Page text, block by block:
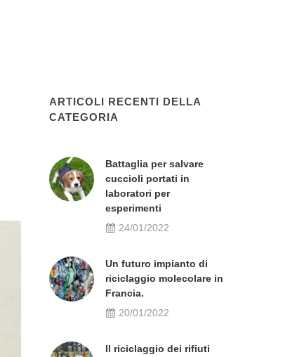
ARTICOLI RECENTI DELLA
CATEGORIA
Battaglia per salvare
cuccioli portati in
laboratori per
esperimenti
24/01/2022
Un futuro impianto di
riciclaggio molecolare in
Francia.
20/01/2022
Il riciclaggio dei rifiuti